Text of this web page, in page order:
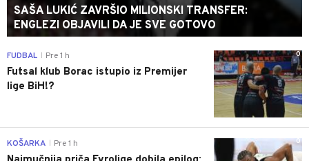
SAŠA LUKIĆ ZAVRŠIO MILIONSKI TRANSFER:
ENGLEZI OBJAVILI DA JE SVE GOTOVO
0
FUDBAL Pre 1 h
Futsal klub Borac istupio iz Premijer
lige BiH!?
0
KOŠARKA Pre 1 h